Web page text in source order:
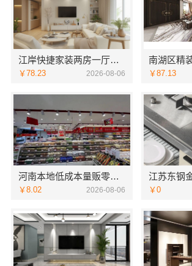
江岸快捷家装两房一厅选本地快装（湖北）科技
￥78.23 2026-08-06 ￥87.13
河南本地低成本量贩零食全域盈利，河南零百味供应链有限公司加盟
￥8.02 2026-08-06 ￥0